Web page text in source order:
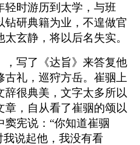
轻时游历到太学，与班
钻研典籍为业，不遑做官
玄静，将以后名失实。
，写了《达旨》来答复他
礼，巡狩方岳。崔骃上
辞很典美，文字太多所以
，自从看了崔骃的颂以
宪说：“你知道崔骃
我说起他，我没有看